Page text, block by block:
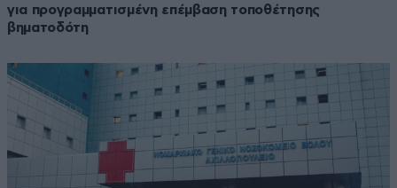
για προγραμματισμένη επέμβαση τοποθέτησης
βηματοδότη